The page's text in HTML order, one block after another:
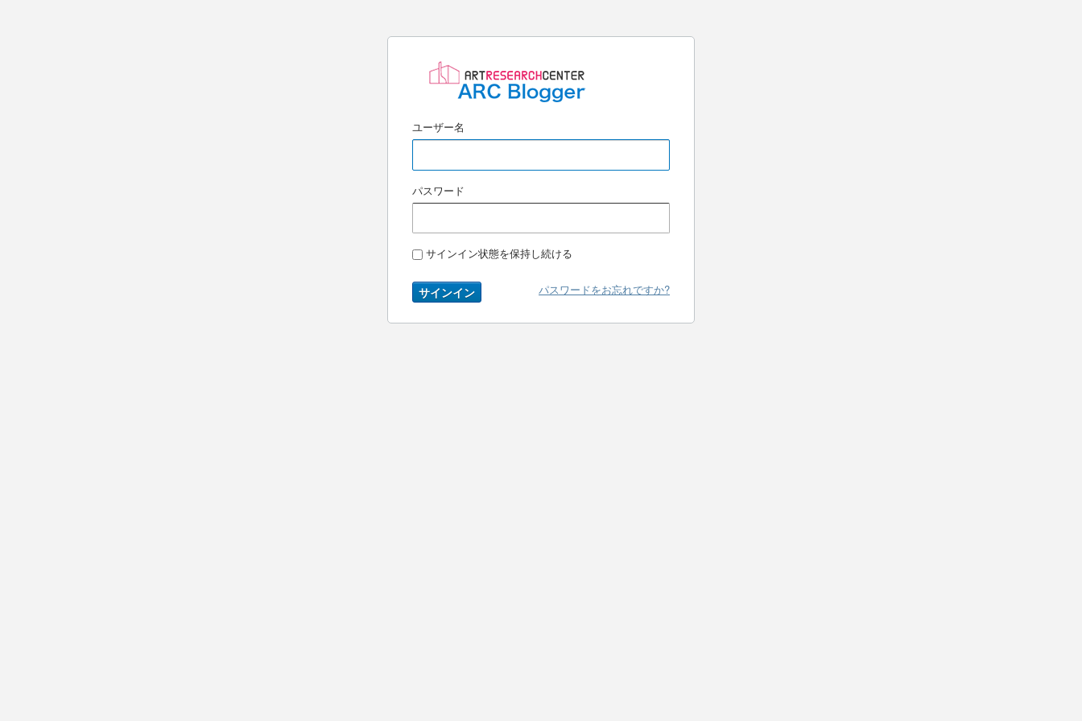
ユーザー名
パスワード
サインイン状態を保持し続ける
サインイン パスワードをお忘れですか?